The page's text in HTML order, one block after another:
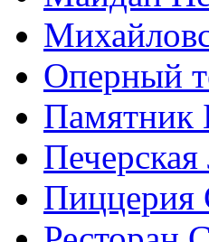
Оперный
Памятник
Пиццерия